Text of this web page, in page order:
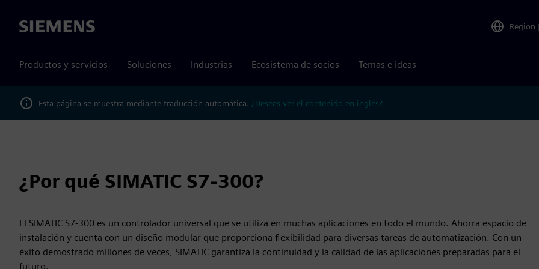
Siemens Region |
Productos y servicios Soluciones Industrias Ecosistema de socios Temas e ideas
Esta página se muestra mediante traducción automática. ¿Deseas ver el contenido en inglés?
¿Por qué SIMATIC S7-300?
El SIMATIC S7-300 es un controlador universal que se utiliza en muchas aplicaciones en todo el mundo. Ahorra espacio de
instalación y cuenta con un diseño modular que proporciona flexibilidad para diversas tareas de automatización. Con un
éxito demostrado millones de veces, SIMATIC garantiza la continuidad y la calidad de las aplicaciones preparadas para el
futuro.